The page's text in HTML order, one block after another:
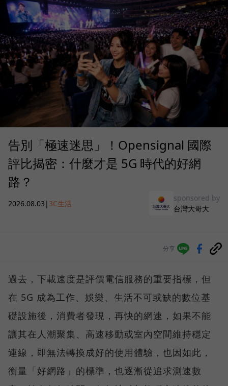
告別「極速迷思」！Opensignal 國際
評比揭密：什麼才是 5G 時代的好網
路？
2026.08.03 | 3C生活
sponsored by
台灣大哥大
分享
過去，下載速度是評價電信服務的重要指標，但
在 5G 成為工作、娛樂、生活不可或缺的數位基
礎設施後，消費者發現，再快的網速，如果不能
讓其在人潮聚集、高速移動或室內空間維持穩定
連線，即無法轉換成好的使用體驗，也因如此，
衡量「好網路」的標準，也逐漸從追求測速數